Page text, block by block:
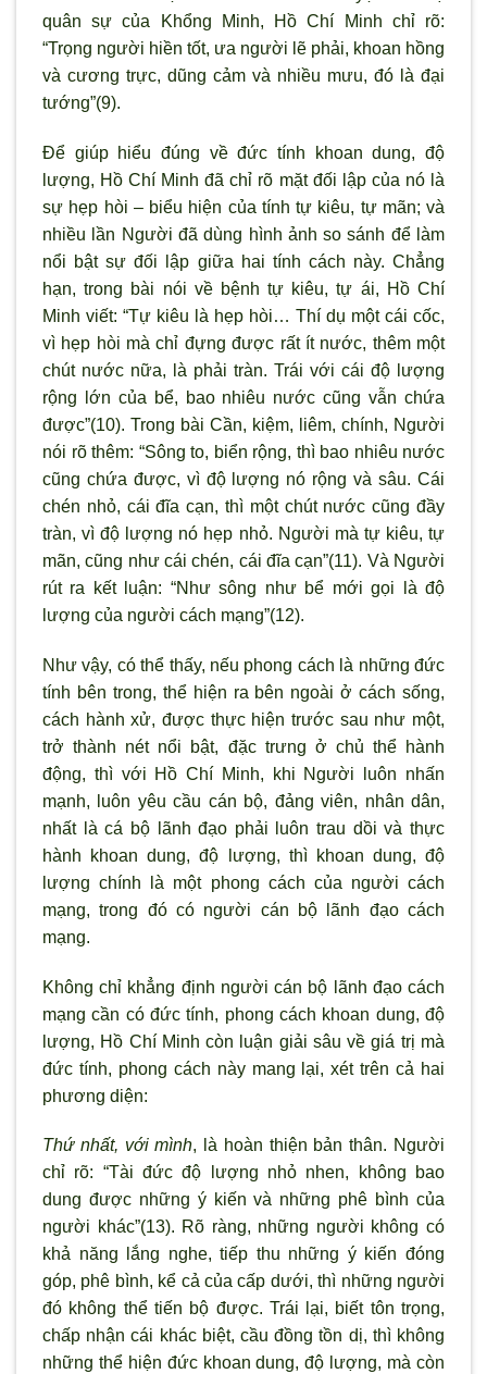
quân sự của Khổng Minh, Hồ Chí Minh chỉ rõ:
“Trọng người hiền tốt, ưa người lẽ phải, khoan hồng
và cương trực, dũng cảm và nhiều mưu, đó là đại
tướng”(9).
Để giúp hiểu đúng về đức tính khoan dung, độ
lượng, Hồ Chí Minh đã chỉ rõ mặt đối lập của nó là
sự hẹp hòi – biểu hiện của tính tự kiêu, tự mãn; và
nhiều lần Người đã dùng hình ảnh so sánh để làm
nổi bật sự đối lập giữa hai tính cách này. Chẳng
hạn, trong bài nói về bệnh tự kiêu, tự ái, Hồ Chí
Minh viết: “Tự kiêu là hẹp hòi… Thí dụ một cái cốc,
vì hẹp hòi mà chỉ đựng được rất ít nước, thêm một
chút nước nữa, là phải tràn. Trái với cái độ lượng
rộng lớn của bể, bao nhiêu nước cũng vẫn chứa
được”(10). Trong bài Cần, kiệm, liêm, chính, Người
nói rõ thêm: “Sông to, biển rộng, thì bao nhiêu nước
cũng chứa được, vì độ lượng nó rộng và sâu. Cái
chén nhỏ, cái đĩa cạn, thì một chút nước cũng đầy
tràn, vì độ lượng nó hẹp nhỏ. Người mà tự kiêu, tự
mãn, cũng như cái chén, cái đĩa cạn”(11). Và Người
rút ra kết luận: “Như sông như bể mới gọi là độ
lượng của người cách mạng”(12).
Như vậy, có thể thấy, nếu phong cách là những đức
tính bên trong, thể hiện ra bên ngoài ở cách sống,
cách hành xử, được thực hiện trước sau như một,
trở thành nét nổi bật, đặc trưng ở chủ thể hành
động, thì với Hồ Chí Minh, khi Người luôn nhấn
mạnh, luôn yêu cầu cán bộ, đảng viên, nhân dân,
nhất là cá bộ lãnh đạo phải luôn trau dồi và thực
hành khoan dung, độ lượng, thì khoan dung, độ
lượng chính là một phong cách của người cách
mạng, trong đó có người cán bộ lãnh đạo cách
mạng.
Không chỉ khẳng định người cán bộ lãnh đạo cách
mạng cần có đức tính, phong cách khoan dung, độ
lượng, Hồ Chí Minh còn luận giải sâu về giá trị mà
đức tính, phong cách này mang lại, xét trên cả hai
phương diện:
Thứ nhất, với mình, là hoàn thiện bản thân. Người
chỉ rõ: “Tài đức độ lượng nhỏ nhen, không bao
dung được những ý kiến và những phê bình của
người khác”(13). Rõ ràng, những người không có
khả năng lắng nghe, tiếp thu những ý kiến đóng
góp, phê bình, kể cả của cấp dưới, thì những người
đó không thể tiến bộ được. Trái lại, biết tôn trọng,
chấp nhận cái khác biệt, cầu đồng tồn dị, thì không
những thể hiện đức khoan dung, độ lượng, mà còn